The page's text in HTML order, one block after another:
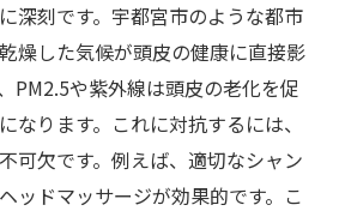
皮ケアを実現するための技術革
が融合したケア製品の特徴
おける宇都宮市の先進事例
の具体的な方法とその効果的
深刻です。宇都宮市のような都市
燥した気候が頭皮の健康に直接影
PM2.5や紫外線は頭皮の老化を促
なります。これに対抗するには、
可欠です。例えば、適切なシャン
ッドマッサージが効果的です。こ